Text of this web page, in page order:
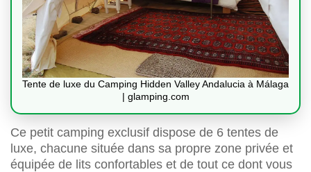
Tente de luxe du Camping Hidden Valley Andalucia à Málaga
| glamping.com
Ce petit camping exclusif dispose de 6 tentes de
luxe, chacune située dans sa propre zone privée et
équipée de lits confortables et de tout ce dont vous